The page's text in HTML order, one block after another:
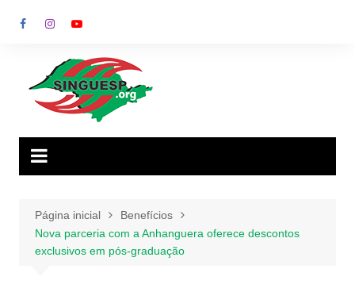
para
Página inicial
Benefícios
Nova parceria com a Anhanguera oferece descontos
exclusivos em pós-graduação